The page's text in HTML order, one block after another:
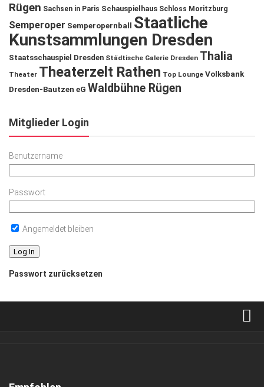
Rügen Sachsen in Paris Schauspielhaus Schloss Moritzburg
Semperoper Semperopernball
Staatliche
Kunstsammlungen Dresden
Staatsschauspiel Dresden Städtische Galerie Dresden Thalia
Theater Theaterzelt Rathen Top Lounge Volksbank
Dresden-Bautzen eG Waldbühne Rügen
Mitglieder Login
Benutzername
Passwort
Angemeldet bleiben
Passwort zurücksetzen